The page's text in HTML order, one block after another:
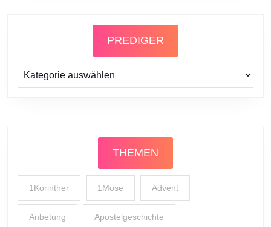
PREDIGER
Prediger
THEMEN
1Korinther 1Mose Advent
Anbetung Apostelgeschichte